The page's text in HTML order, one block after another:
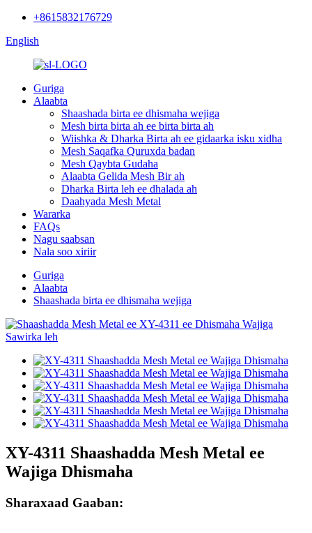
+8615832176729
English
Guriga
Alaabta
Shaashada birta ee dhismaha wejiga
Mesh birta birta ah ee birta birta ah
Wiishka & Dharka Birta ah ee gidaarka isku xidha
Mesh Saqafka Quruxda badan
Mesh Qaybta Gudaha
Alaabta Gelida Mesh Bir ah
Dharka Birta leh ee dhalada ah
Daahyada Mesh Metal
Wararka
FAQs
Nagu saabsan
Nala soo xiriir
Guriga
Alaabta
Shaashada birta ee dhismaha wejiga
XY-4311 Shaashadda Mesh Metal ee
Wajiga Dhismaha
Sharaxaad Gaaban: